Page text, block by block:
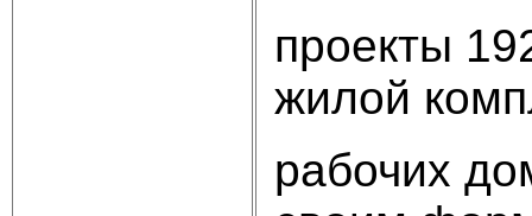
проекты
жилой
рабочих